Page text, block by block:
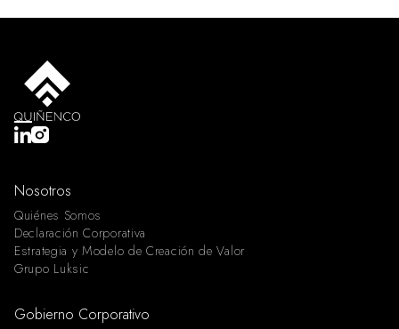
Nosotros
Quiénes Somos
Declaración Corporativa
Estrategia y Modelo de Creación de Valor
Grupo Luksic
Gobierno Corporativo